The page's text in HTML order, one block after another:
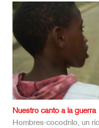
Nuestro canto a la guerra
Hombres-cocodrilo, un